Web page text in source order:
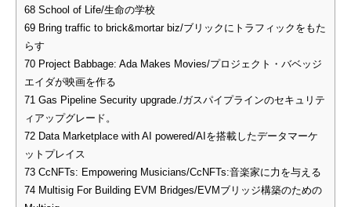
68 School of Life/生命の学校
69 Bring traffic to brick&mortar biz/ブリックにトラフィックをもた
らす
70 Project Babbage: Ada Makes Movies/プロジェクト・バベッジ
エイダが映画を作る
71 Gas Pipeline Security upgrade./ガスパイプラインのセキュリテ
ィアップグレード。
72 Data Marketplace with AI powered/AIを搭載したデータマーケ
ットプレイス
73 CcNFTs: Empowering Musicians/CcNFTs:音楽家に力を与える
74 Multisig For Building EVM Bridges/EVMブリッジ構築のための